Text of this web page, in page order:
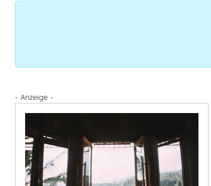
- Anzeige -